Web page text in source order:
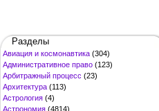
Разделы
Авиация и космонавтика (304)
Административное право (123)
Арбитражный процесс (23)
Архитектура (113)
Астрология (4)
Астрономия (4814)